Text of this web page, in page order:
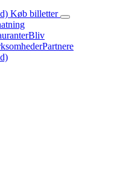
Køb billetter
Bliv
Partnere